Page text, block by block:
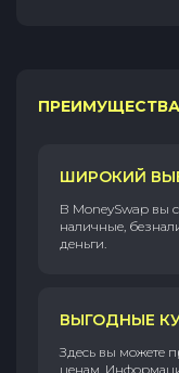
ШИРОКИЙ
В MoneySwap вы
наличные,
деньги.
ВЫГОДНЫЕ
Здесь вы можете
ценам.